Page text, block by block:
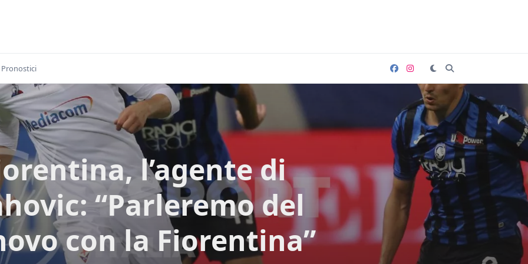
Pronostici
l’agente di
“Parleremo del
con la Fiorentina”